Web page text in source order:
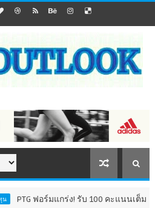
อร์มแกร่ง! รับ 100 คะแนนเต็ม AGM